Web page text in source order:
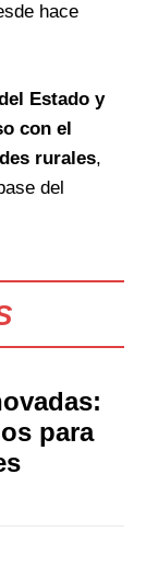
hace
Estado y
con el
rurales,
del
para